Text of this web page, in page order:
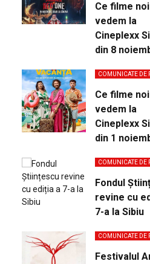
Ce filme noi
vedem la
Cineplexx
din 8
COMUNICATE DE
Ce filme noi
vedem la
Cineplexx
din 1
COMUNICATE DE
Fondul
revine cu
7-a la Sibiu
COMUNICATE DE
Festivalul